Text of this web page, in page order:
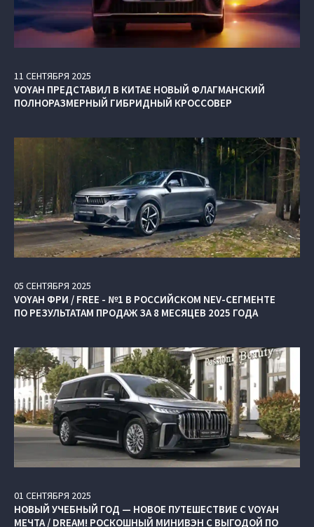
11 СЕНТЯБРЯ 2025
VOYAH ПРЕДСТАВИЛ В КИТАЕ НОВЫЙ ФЛАГМАНСКИЙ
ПОЛНОРАЗМЕРНЫЙ ГИБРИДНЫЙ КРОССОВЕР
05 СЕНТЯБРЯ 2025
VOYAH ФРИ / FREE - №1 В РОССИЙСКОМ NEV-СЕГМЕНТЕ
ПО РЕЗУЛЬТАТАМ ПРОДАЖ ЗА 8 МЕСЯЦЕВ 2025 ГОДА
01 СЕНТЯБРЯ 2025
НОВЫЙ УЧЕБНЫЙ ГОД — НОВОЕ ПУТЕШЕСТВИЕ С VOYAH
МЕЧТА / DREAM! РОСКОШНЫЙ МИНИВЭН С ВЫГОДОЙ ПО